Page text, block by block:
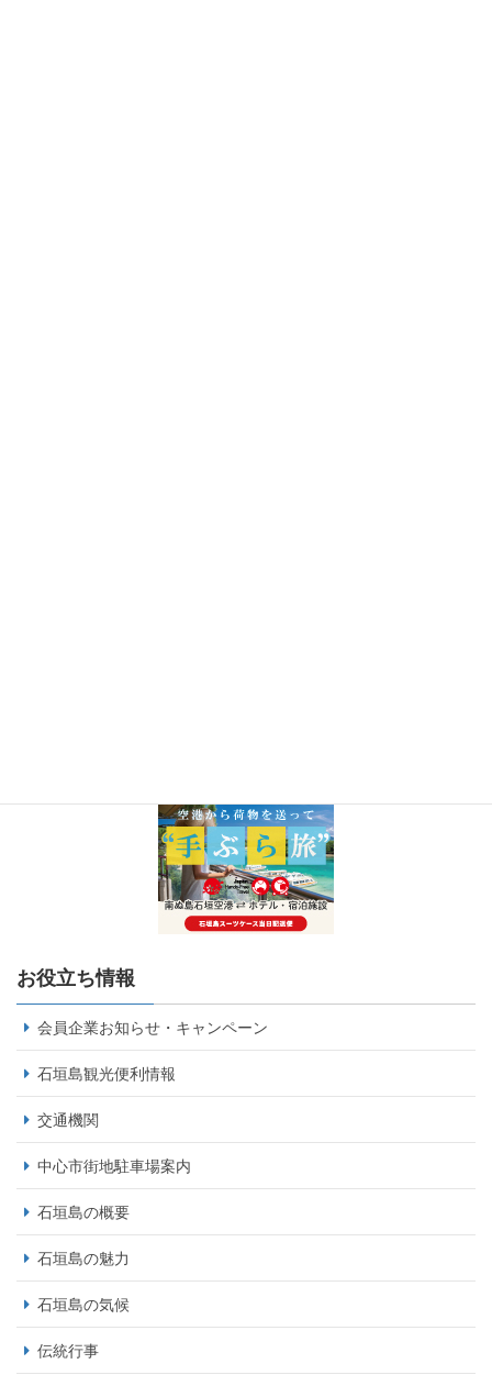
お役立ち情報
会員企業お知らせ・キャンペーン
石垣島観光便利情報
交通機関
中心市街地駐車場案内
石垣島の概要
石垣島の魅力
石垣島の気候
伝統行事